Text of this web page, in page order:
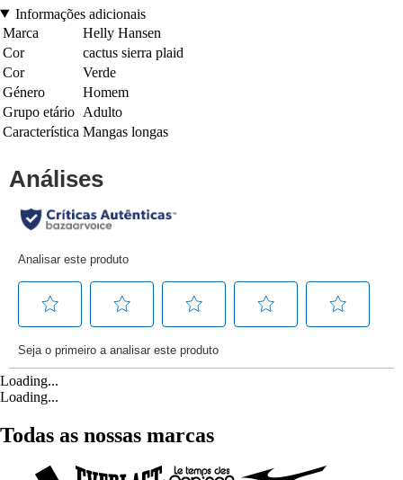
Informações adicionais
Marca
Helly Hansen
Cor
cactus sierra plaid
Cor
Verde
Género
Homem
Grupo etário Adulto
Característica Mangas longas
Loading...
Loading...
Todas as nossas marcas